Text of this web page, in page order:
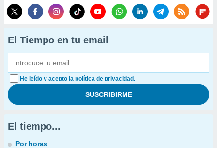
El Tiempo en tu email
He leído y acepto la política de privacidad.
El tiempo...
Por horas